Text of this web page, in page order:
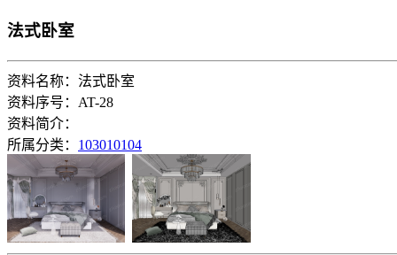
法式卧室
资料名称：法式卧室
资料序号：AT-28
资料简介：
所属分类： 103010104